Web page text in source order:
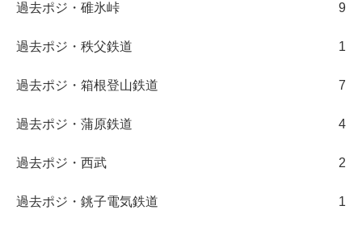
過去ポジ・碓氷峠 9
過去ポジ・秩父鉄道 1
過去ポジ・箱根登山鉄道 7
過去ポジ・蒲原鉄道 4
過去ポジ・西武 2
過去ポジ・銚子電気鉄道 1